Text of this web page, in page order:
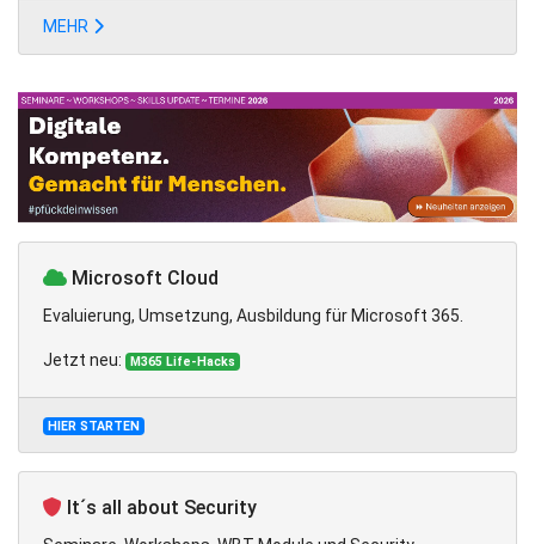
MEHR
Microsoft Cloud
Evaluierung, Umsetzung, Ausbildung für Microsoft 365.
Jetzt neu: M365 Life-Hacks
HIER STARTEN
It´s all about Security